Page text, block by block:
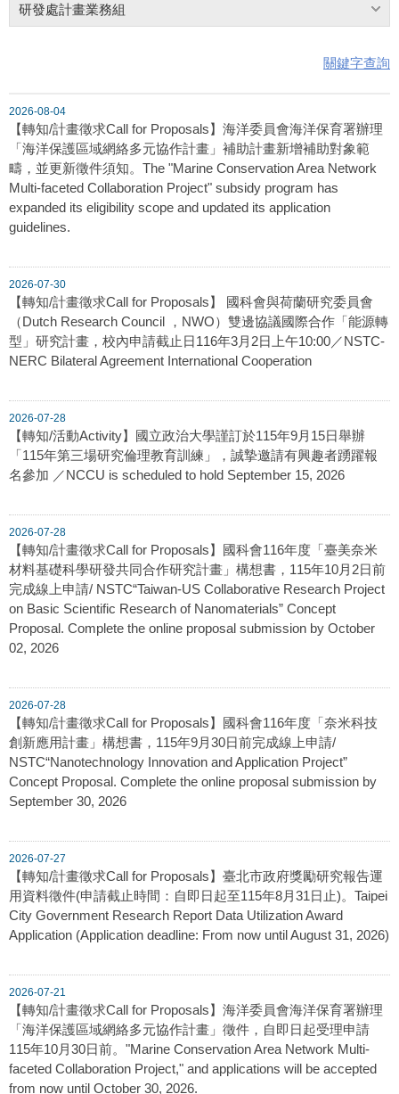
研發處計畫業務組
關鍵字查詢
2026-08-04
【轉知/計畫徵求Call for Proposals】海洋委員會海洋保育署辦理
「海洋保護區域網絡多元協作計畫」補助計畫新增補助對象範
疇，並更新徵件須知。The "Marine Conservation Area Network
Multi-faceted Collaboration Project" subsidy program has
expanded its eligibility scope and updated its application
guidelines.
2026-07-30
【轉知/計畫徵求Call for Proposals】 國科會與荷蘭研究委員會
（Dutch Research Council ，NWO）雙邊協議國際合作「能源轉
型」研究計畫，校內申請截止日116年3月2日上午10:00／NSTC-
NERC Bilateral Agreement International Cooperation
2026-07-28
【轉知/活動Activity】國立政治大學謹訂於115年9月15日舉辦
「115年第三場研究倫理教育訓練」，誠摯邀請有興趣者踴躍報
名參加 ／NCCU is scheduled to hold September 15, 2026
2026-07-28
【轉知/計畫徵求Call for Proposals】國科會116年度「臺美奈米
材料基礎科學研發共同合作研究計畫」構想書，115年10月2日前
完成線上申請/ NSTC“Taiwan-US Collaborative Research Project
on Basic Scientific Research of Nanomaterials” Concept
Proposal. Complete the online proposal submission by October
02, 2026
2026-07-28
【轉知/計畫徵求Call for Proposals】國科會116年度「奈米科技
創新應用計畫」構想書，115年9月30日前完成線上申請/
NSTC“Nanotechnology Innovation and Application Project”
Concept Proposal. Complete the online proposal submission by
September 30, 2026
2026-07-27
【轉知/計畫徵求Call for Proposals】臺北市政府獎勵研究報告運
用資料徵件(申請截止時間：自即日起至115年8月31日止)。Taipei
City Government Research Report Data Utilization Award
Application (Application deadline: From now until August 31, 2026)
2026-07-21
【轉知/計畫徵求Call for Proposals】海洋委員會海洋保育署辦理
「海洋保護區域網絡多元協作計畫」徵件，自即日起受理申請
115年10月30日前。"Marine Conservation Area Network Multi-
faceted Collaboration Project," and applications will be accepted
from now until October 30, 2026.